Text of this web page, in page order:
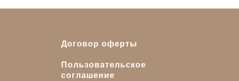
Договор оферты
Пользовательское
соглашение